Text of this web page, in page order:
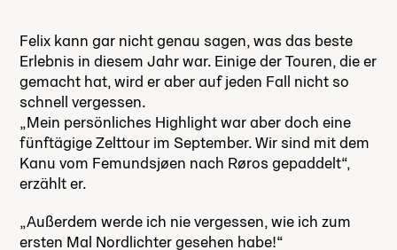
Felix kann gar nicht genau sagen, was das beste
Erlebnis in diesem Jahr war. Einige der Touren, die er
gemacht hat, wird er aber auf jeden Fall nicht so
schnell vergessen.
„Mein persönliches Highlight war aber doch eine
fünftägige Zelttour im September. Wir sind mit dem
Kanu vom Femundsjøen nach Røros gepaddelt“,
erzählt er.
„Außerdem werde ich nie vergessen, wie ich zum
ersten Mal Nordlichter gesehen habe!“